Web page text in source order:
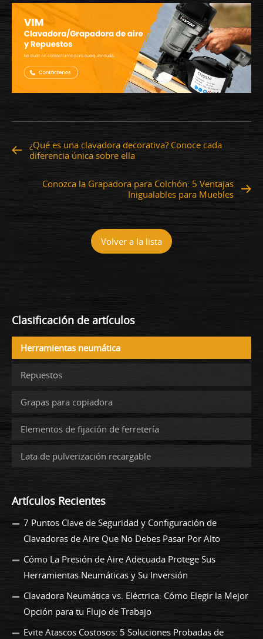
¿Qué es una clavadora decorativa? Conoce cada
diferencia única sobre ella
Conozca la Grapadora para Colchón: 5 Ventajas
Inigualables para Muebles
Volver a la lista
Clasificación de artículos
Herramientas neumática
Repuestos
Grapas para copiadora
Elementos de fijación de ferretería
Lata de pulverización recargable
Artículos Recientes
7 Puntos Clave de Seguridad y Configuración de
Clavadoras de Aire Que No Debes Pasar Por Alto
Cómo La Presión de Aire Adecuada Protege Sus
Herramientas Neumáticas y Su Inversión
Clavadora Neumática vs. Eléctrica: Cómo Elegir la Mejor
Opción para tu Flujo de Trabajo
Evite Atascos Costosos: 5 Soluciones Probadas de